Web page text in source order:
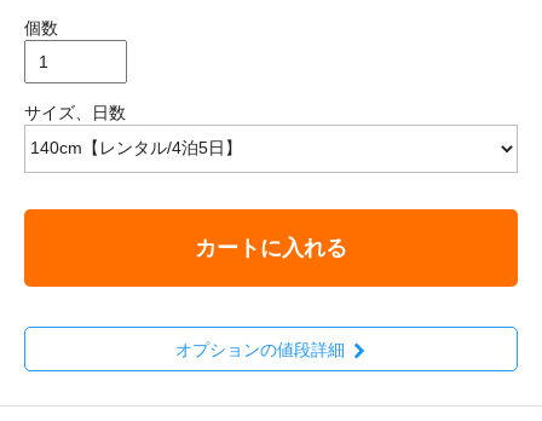
個数
サイズ、日数
カートに入れる
オプションの値段詳細